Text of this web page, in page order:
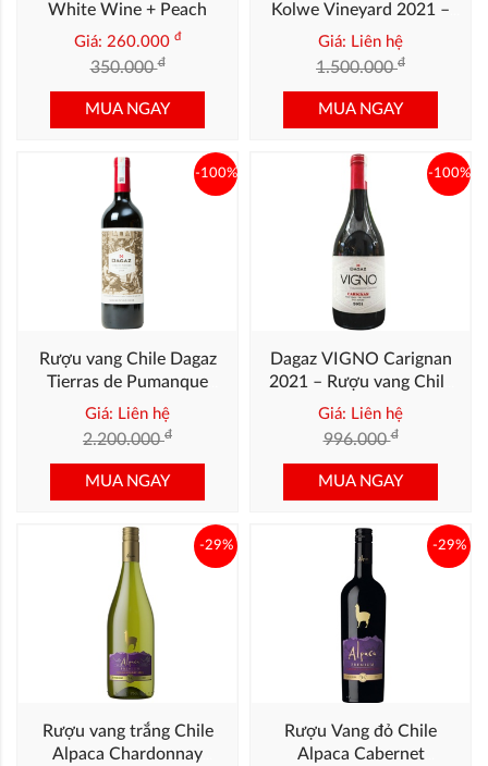
White Wine + Peach
Giá: 260.000 đ
350.000đ
MUA NGAY
Kolwe Vineyard 2021 –
Cabernet Chile Cao Cấp
Giá: Liên hệ
1.500.000đ
MUA NGAY
Rượu vang Chile Dagaz
Tierras de Pumanque
2020 – Cabernet Blend
Cao Cấp từ Chile
Giá: Liên hệ
2.200.000đ
-100%
MUA NGAY
Dagaz VIGNO Carignan
2021 – Rượu vang Chile
Từ Nho Lâu Năm Vùng
Giá: Liên hệ
996.000đ
-100%
MUA NGAY
Rượu vang trắng Chile
Alpaca Chardonnay
-29%
Rượu Vang đỏ Chile
Alpaca Cabernet
-29%